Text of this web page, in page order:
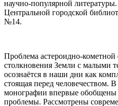
научно-популярной
Центральной городской
№14.
Проблема астероидно-кометной
столкновения Земли с малыми
осознаётся в наши дни как
стоящая перед человечеством.
монографии впервые обобщены
проблемы. Рассмотрены